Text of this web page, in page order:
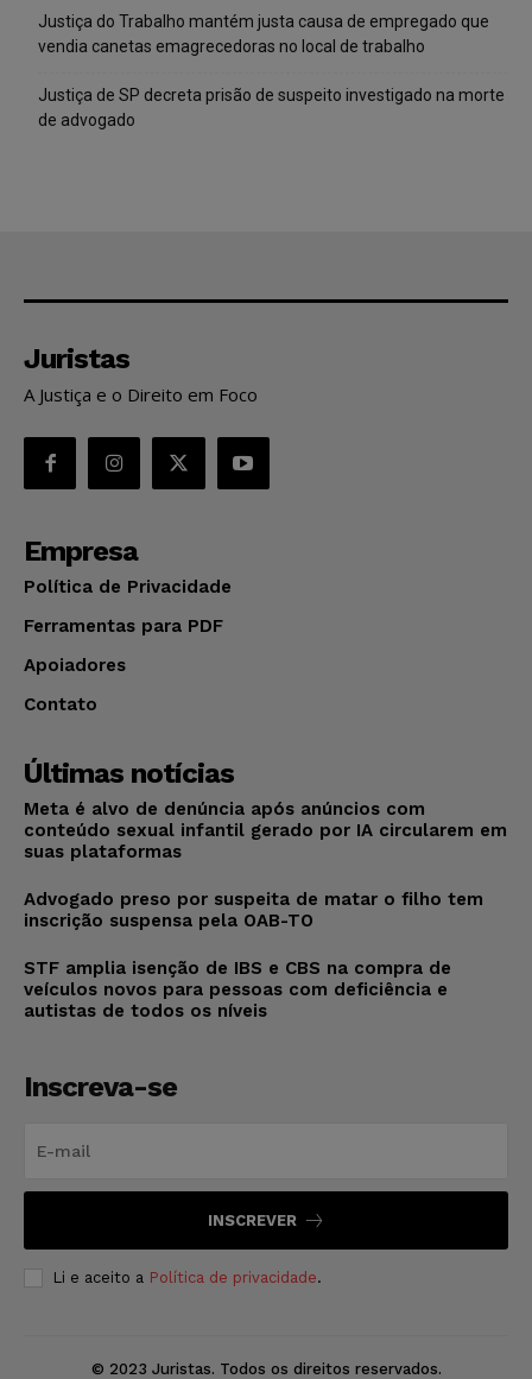
Justiça do Trabalho mantém justa causa de empregado que
vendia canetas emagrecedoras no local de trabalho
Justiça de SP decreta prisão de suspeito investigado na morte
de advogado
Juristas
A Justiça e o Direito em Foco
Empresa
Política de Privacidade
Ferramentas para PDF
Apoiadores
Contato
Últimas notícias
Meta é alvo de denúncia após anúncios com
conteúdo sexual infantil gerado por IA circularem em
suas plataformas
Advogado preso por suspeita de matar o filho tem
inscrição suspensa pela OAB-TO
STF amplia isenção de IBS e CBS na compra de
veículos novos para pessoas com deficiência e
autistas de todos os níveis
Inscreva-se
INSCREVER
Li e aceito a Política de privacidade.
© 2023 Juristas. Todos os direitos reservados.